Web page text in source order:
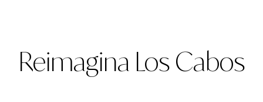
Reimagina Los Cabos